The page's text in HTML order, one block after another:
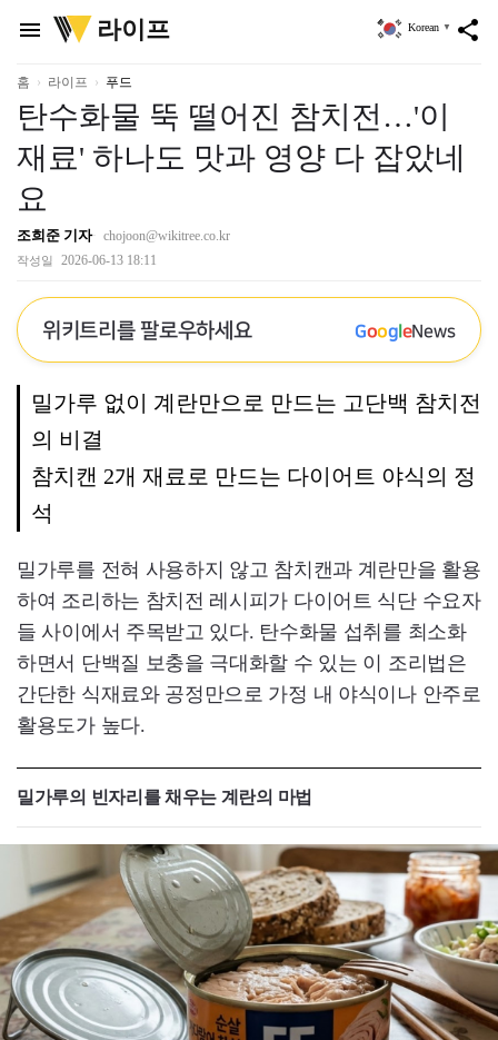
menu
위
키
리
라이프 share
Korean ▼
홈 라이프 푸드
탄수화물 뚝 떨어진 참치전…'이
재료' 하나도 맛과 영양 다 잡았네
요
조희준 기자 chojoon@wikitree.co.kr
작성일 2026-06-13 18:11
위키트리를 팔로우하세요 GoogleNews
밀가루 없이 계란만으로 만드는 고단백 참치전
의 비결
참치캔 2개 재료로 만드는 다이어트 야식의 정
석
밀가루를 전혀 사용하지 않고 참치캔과 계란만을 활용
하여 조리하는 참치전 레시피가 다이어트 식단 수요자
들 사이에서 주목받고 있다. 탄수화물 섭취를 최소화
하면서 단백질 보충을 극대화할 수 있는 이 조리법은
간단한 식재료와 공정만으로 가정 내 야식이나 안주로
활용도가 높다.
밀가루의 빈자리를 채우는 계란의 마법